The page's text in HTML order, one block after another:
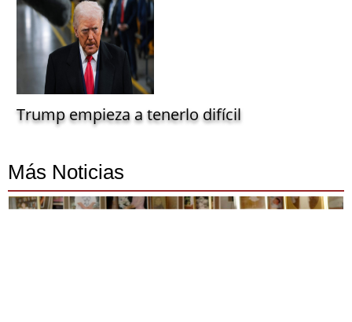
Trump empieza a tenerlo difícil
Más Noticias